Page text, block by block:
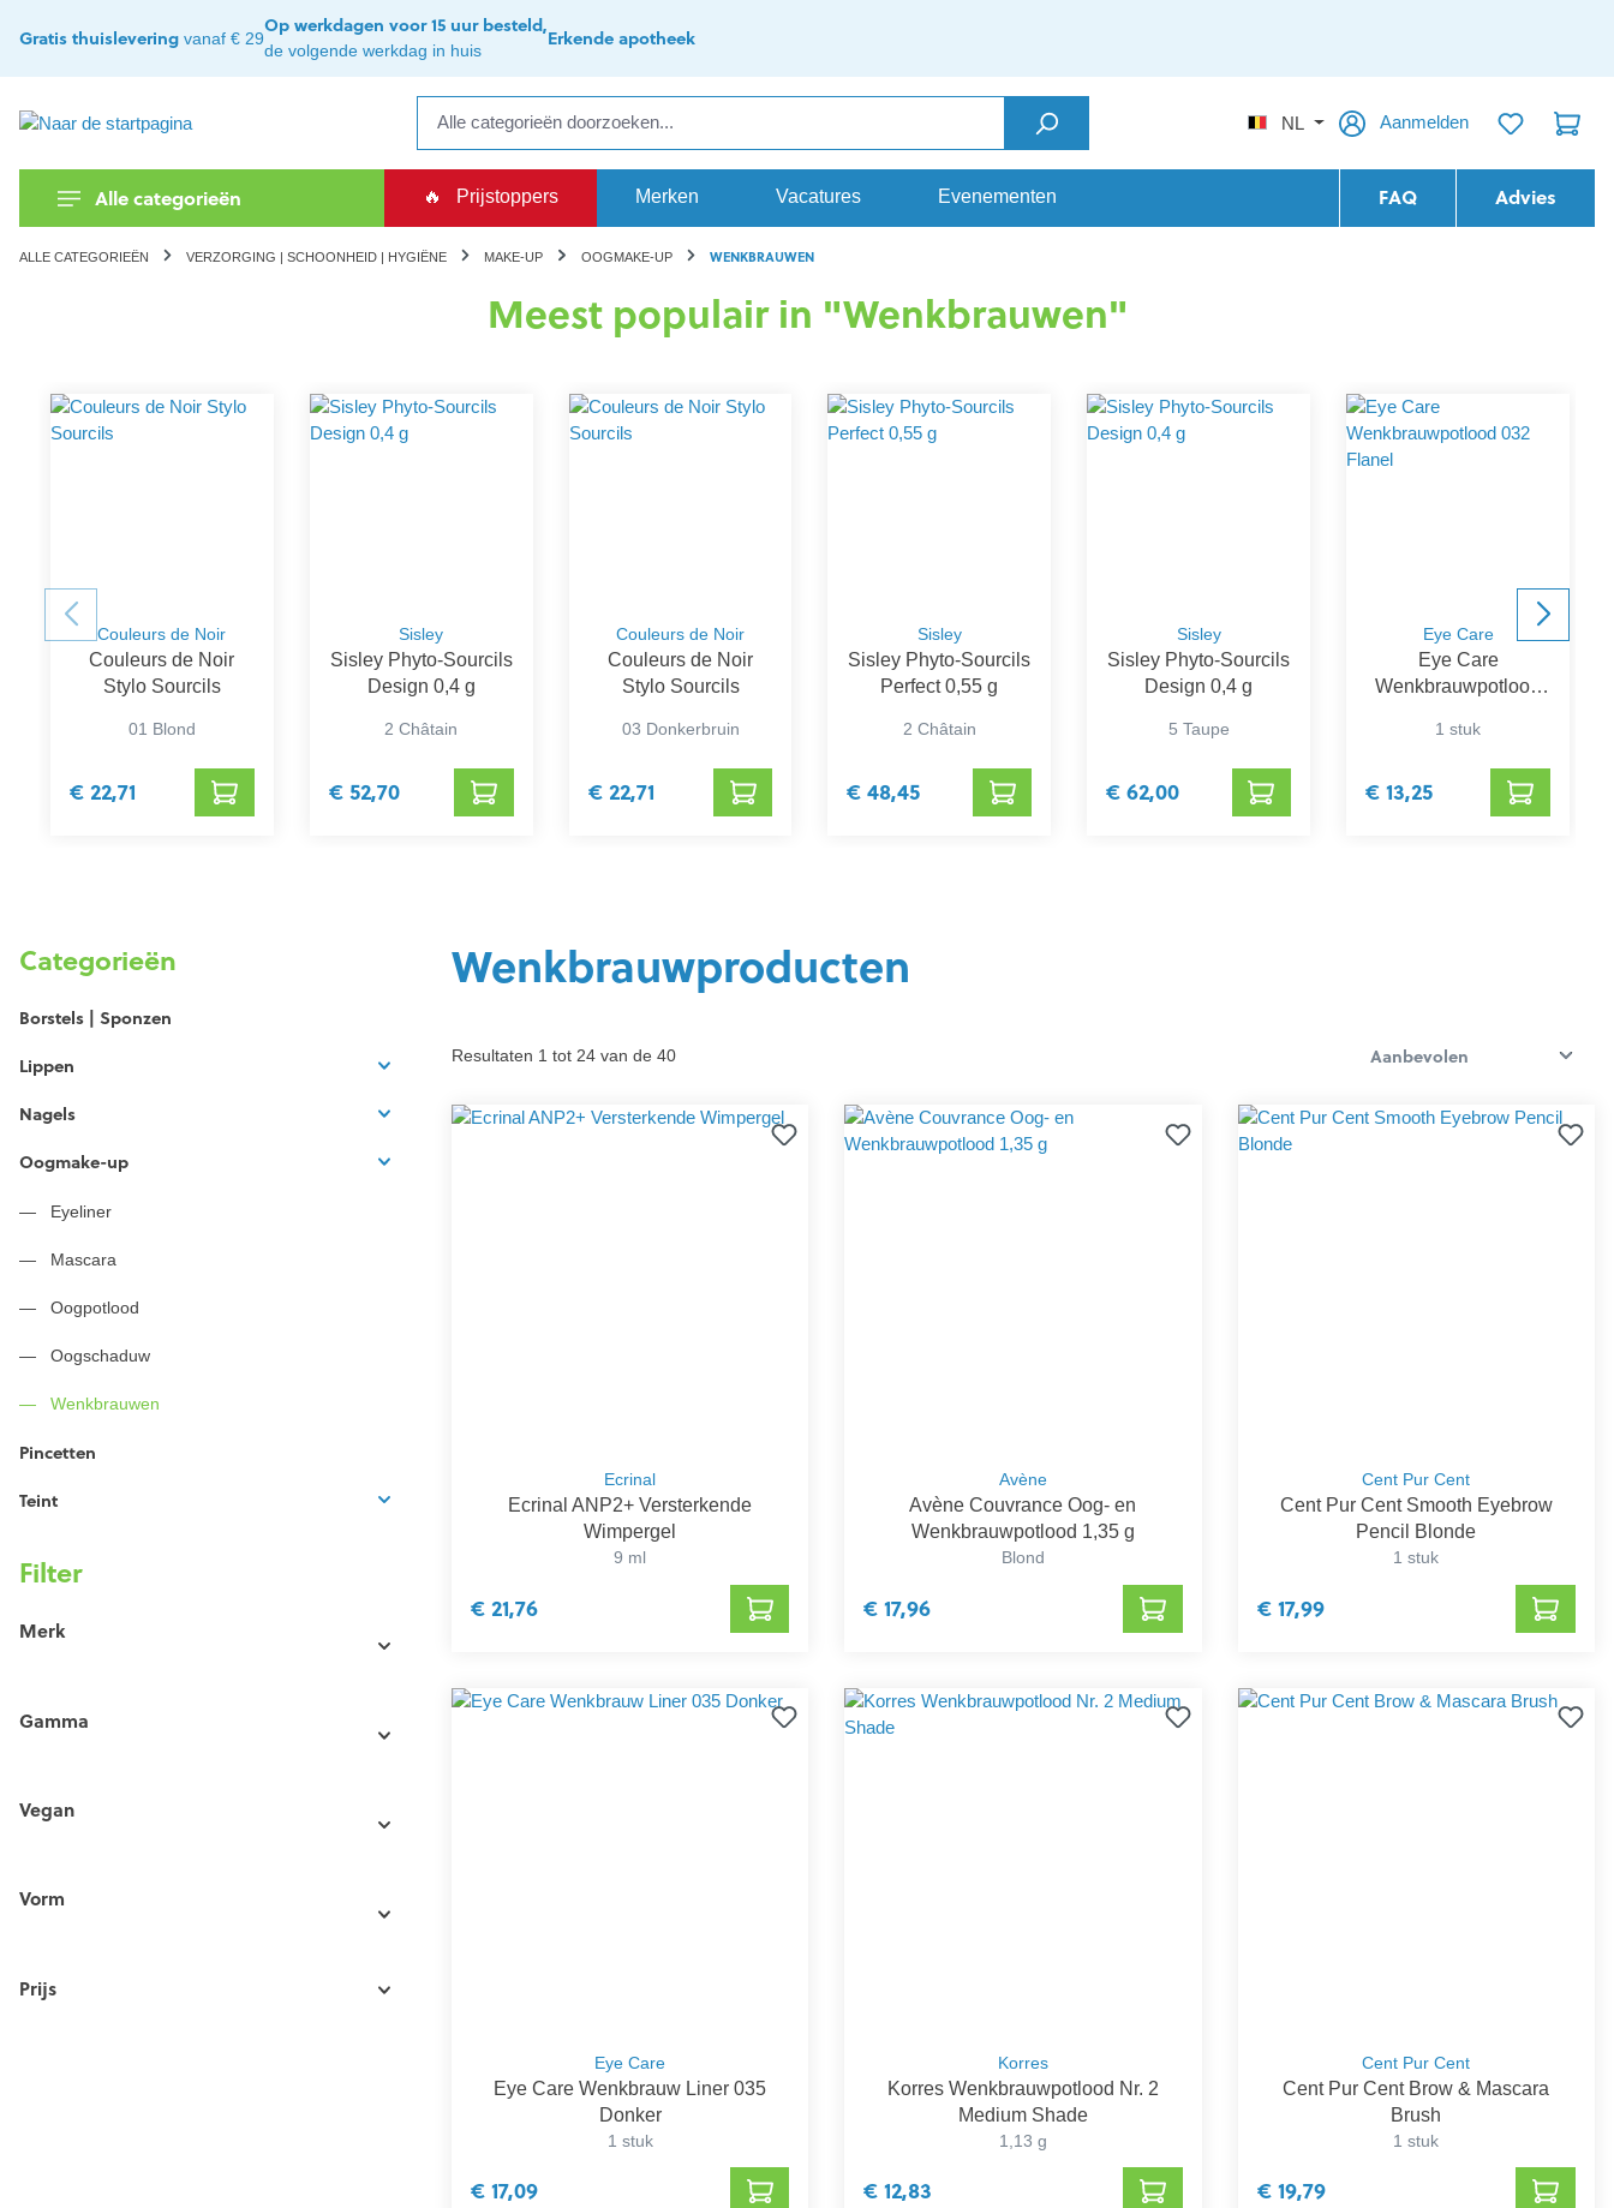
general.skipToNavigation
Gratis thuislevering vanaf € 29
Op werkdagen voor 15 uur besteld,
de volgende werkdag in huis
Erkende apotheek
NL Aanmelden
Alle categorieën 🔥 Prijstoppers Merken Vacatures Evenementen FAQ Advies
ALLE CATEGORIEËN VERZORGING | SCHOONHEID | HYGIËNE MAKE-UP OOGMAKE-UP WENKBRAUWEN
Meest populair in "Wenkbrauwen"
Couleurs de Noir
Couleurs de Noir
Stylo Sourcils
01 Blond
€ 22,71
Sisley
Sisley Phyto-Sourcils
Design 0,4 g
2 Châtain
€ 52,70
Couleurs de Noir
Couleurs de Noir
Stylo Sourcils
03 Donkerbruin
€ 22,71
Sisley
Sisley Phyto-Sourcils
Perfect 0,55 g
2 Châtain
€ 48,45
Sisley
Sisley Phyto-Sourcils
Design 0,4 g
5 Taupe
€ 62,00
Eye Care
Eye Care
Wenkbrauwpotlood
1 stuk
€ 13,25
Categorieën
Borstels | Sponzen
Lippen
Nagels
Oogmake-up
Eyeliner
Mascara
Oogpotlood
Oogschaduw
Wenkbrauwen
Pincetten
Teint
Filter
Merk
Gamma
Vegan
Vorm
Prijs
Wenkbrauwproducten
Resultaten 1 tot 24 van de 40
Ecrinal
Ecrinal ANP2+ Versterkende
Wimpergel
9 ml
€ 21,76
Avène
Avène Couvrance Oog- en
Wenkbrauwpotlood 1,35 g
Blond
€ 17,96
Cent Pur Cent
Cent Pur Cent Smooth Eyebrow
Pencil Blonde
1 stuk
€ 17,99
Eye Care
Eye Care Wenkbrauw Liner 035
Donker
1 stuk
€ 17,09
Korres
Korres Wenkbrauwpotlood Nr. 2
Medium Shade
1,13 g
€ 12,83
Cent Pur Cent
Cent Pur Cent Brow & Mascara
Brush
1 stuk
€ 19,79